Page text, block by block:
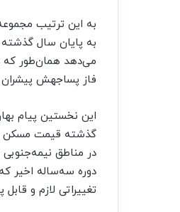
به این ترتیب
به پایان سال
می‌دهد همان‌طور که
فاز پساجهش
این نخستین پیام
گذشته قیمت مسکن
در مناطق
دوره سه‌ساله اخیر
تغییراتی لازم و